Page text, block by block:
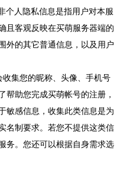
个人隐私信息是指用户对本服
且客观反映在买萌服务器端的
外的其它普通信息，以及用户
集您的昵称、头像、手机号
帮助您完成买萌帐号的注册，
敏感信息，收集此类信息是为
名制要求。若您不提供这类信
务。您还可以根据自身需求选